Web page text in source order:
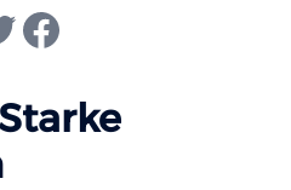
Facebook